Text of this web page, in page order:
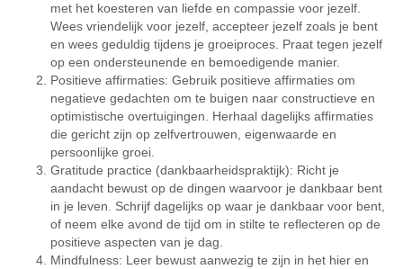
met het koesteren van liefde en compassie voor jezelf.
Wees vriendelijk voor jezelf, accepteer jezelf zoals je bent
en wees geduldig tijdens je groeiproces. Praat tegen jezelf
op een ondersteunende en bemoedigende manier.
Positieve affirmaties: Gebruik positieve affirmaties om
negatieve gedachten om te buigen naar constructieve en
optimistische overtuigingen. Herhaal dagelijks affirmaties
die gericht zijn op zelfvertrouwen, eigenwaarde en
persoonlijke groei.
Gratitude practice (dankbaarheidspraktijk): Richt je
aandacht bewust op de dingen waarvoor je dankbaar bent
in je leven. Schrijf dagelijks op waar je dankbaar voor bent,
of neem elke avond de tijd om in stilte te reflecteren op de
positieve aspecten van je dag.
Mindfulness: Leer bewust aanwezig te zijn in het hier en